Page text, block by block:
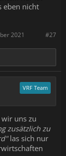
eben nicht
#27
2021
VRF Team
uns zu
zusätzlich zu
las sich nur